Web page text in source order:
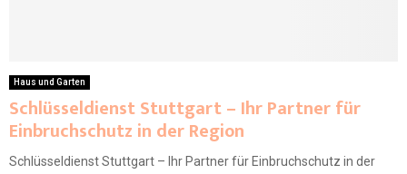
Haus und Garten
Schlüsseldienst Stuttgart – Ihr Partner für
Einbruchschutz in der Region
Schlüsseldienst Stuttgart – Ihr Partner für Einbruchschutz in der